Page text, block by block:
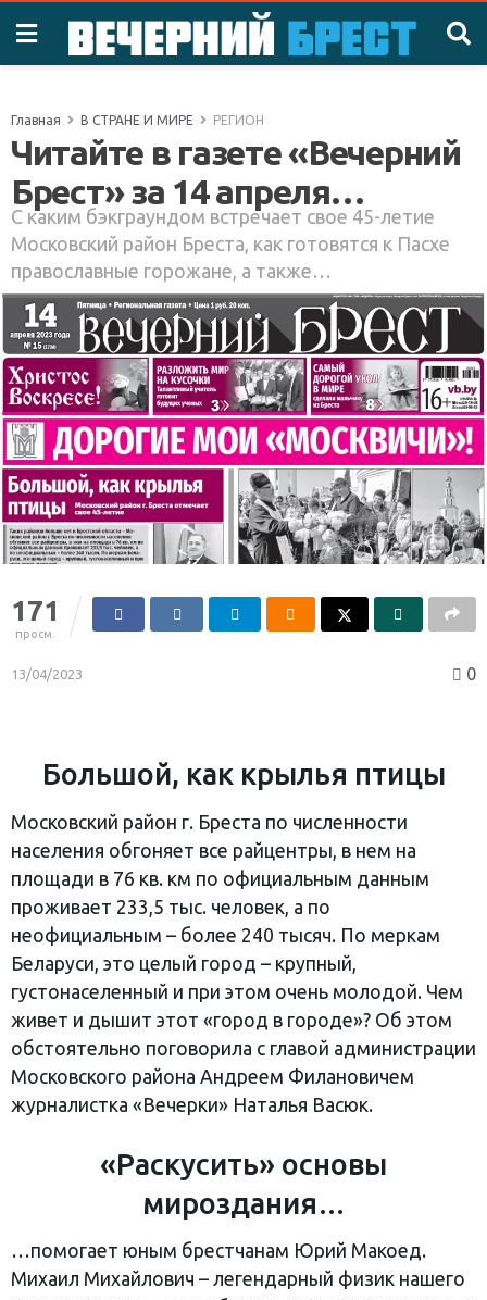
Главная В СТРАНЕ И МИРЕ РЕГИОН
Читайте в газете «Вечерний
Брест» за 14 апреля…
С каким бэкграундом встречает свое 45-летие
Московский район Бреста, как готовятся к Пасхе
православные горожане, а также…
171
просм.
13/04/2023 0
Большой, как крылья птицы
Московский район г. Бреста по численности
населения обгоняет все райцентры, в нем на
площади в 76 кв. км по официальным данным
проживает 233,5 тыс. человек, а по
неофициальным – более 240 тысяч. По меркам
Беларуси, это целый город – крупный,
густонаселенный и при этом очень молодой. Чем
живет и дышит этот «город в городе»? Об этом
обстоятельно поговорила с главой администрации
Московского района Андреем Филановичем
журналистка «Вечерки» Наталья Васюк.
«Раскусить» основы
мироздания…
…помогает юным брестчанам Юрий Макоед.
Михаил Михайлович – легендарный физик нашего